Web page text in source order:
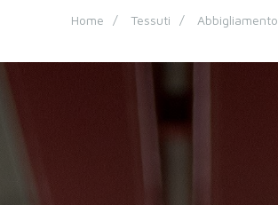
Home Tessuti Abbigliamento